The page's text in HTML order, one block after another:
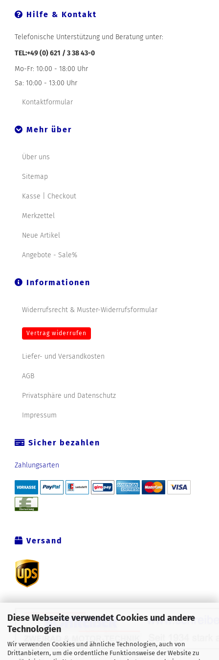
Diese Webseite verwendet Cookies und andere
Technologien
Wir verwenden Cookies und ähnliche Technologien, auch von
Drittanbietern, um die ordentliche Funktionsweise der Website zu
Hilfe & Kontakt
Telefonische Unterstützung und Beratung unter:
TEL:+49 (0) 621 / 3 38 43-0
Mo-Fr: 10:00 - 18:00 Uhr
Sa: 10:00 - 13:00 Uhr
Kontaktformular
Mehr über
Über uns
Sitemap
Kasse | Checkout
Merkzettel
Neue Artikel
Angebote - Sale%
Informationen
Widerrufsrecht & Muster-Widerrufsformular
Vertrag widerrufen
Liefer- und Versandkosten
AGB
Privatsphäre und Datenschutz
Impressum
Sicher bezahlen
Zahlungsarten
Versand